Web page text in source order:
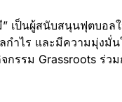
” เป็นผู้สนับสนุนฟุตบอล
กำไร และมีความมุ่งมั่
กรรม Grassroots ร่ว